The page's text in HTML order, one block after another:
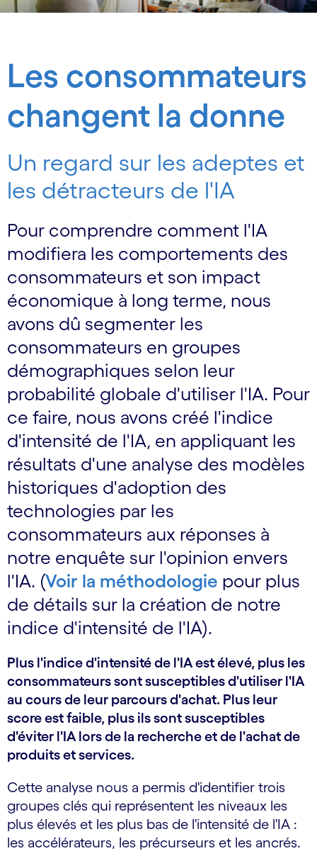
Les consommateurs
changent la donne
Un regard sur les adeptes et
les détracteurs de l'IA
Pour comprendre comment l'IA
modifiera les comportements des
consommateurs et son impact
économique à long terme, nous
avons dû segmenter les
consommateurs en groupes
démographiques selon leur
probabilité globale d'utiliser l'IA. Pour
ce faire, nous avons créé l'indice
d'intensité de l'IA, en appliquant les
résultats d'une analyse des modèles
historiques d'adoption des
technologies par les
consommateurs aux réponses à
notre enquête sur l'opinion envers
l'IA. (Voir la méthodologie pour plus
de détails sur la création de notre
indice d'intensité de l'IA).
Plus l'indice d'intensité de l'IA est élevé, plus les
consommateurs sont susceptibles d'utiliser l'IA
au cours de leur parcours d'achat. Plus leur
score est faible, plus ils sont susceptibles
d'éviter l'IA lors de la recherche et de l'achat de
produits et services.
Cette analyse nous a permis d'identifier trois
groupes clés qui représentent les niveaux les
plus élevés et les plus bas de l'intensité de l'IA :
les accélérateurs, les précurseurs et les ancrés.